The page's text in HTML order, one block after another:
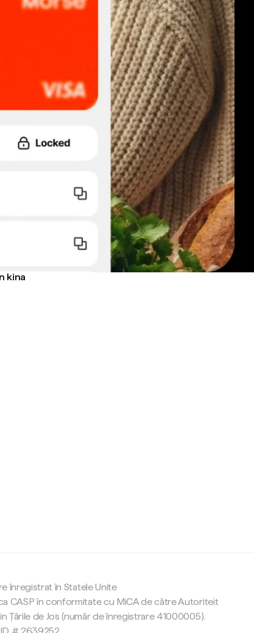
kina
înregistrat în Statele Unite
CASP în conformitate cu MiCA de către Autoriteit
Țările de Jos (număr de înregistrare 41000005).